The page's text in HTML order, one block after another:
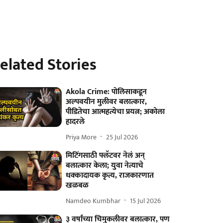
Stories
Akola Crime: पोलिसाकडून
अल्पवयीन मुलीवर बलात्कार,
पीडितेचा आत्महत्येचा प्रयत्न; अकोला
हादरले
Priya More 25 Jul 2026
मिटिंगसाठी फ्लॅटवर नेलं अन्
बलात्कार केला; युवा नेत्याचे
धक्कादायक कृत्य, राजकारणात
खळबळ
Namdeo Kumbhar 15 Jul 2026
३ वर्षांच्या चिमुकलीवर बलात्कार, पण